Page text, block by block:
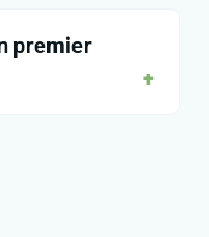
premier